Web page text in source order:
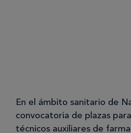
En el ámbito sanitario de
convocatoria de plazas
técnicos auxiliares de